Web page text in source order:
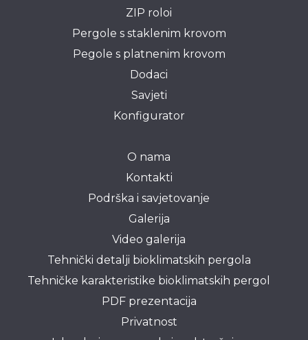
ZIP roloi
Pergole s staklenim krovom
Pegole s platnenim krovom
Dodaci
Savjeti
Konfigurator
O nama
Kontakti
Podrška i savjetovanje
Galerija
Video galerija
Tehnički detalji bioklimatskih pergola
Tehničke karakteristike bioklimatskih pergol
PDF prezentacija
Privatnost